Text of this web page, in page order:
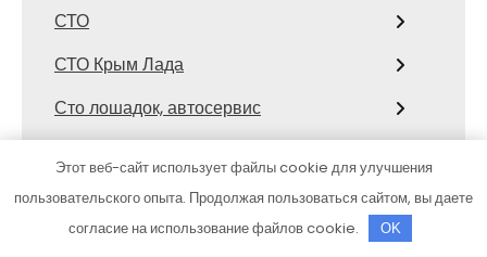
СТО
СТО Крым Лада
Сто лошадок, автосервис
Строитель, семейный спортивный
комплекс
Этот веб-сайт использует файлы cookie для улучшения
пользовательского опыта. Продолжая пользоваться сайтом, вы даете
согласие на использование файлов cookie.
OK